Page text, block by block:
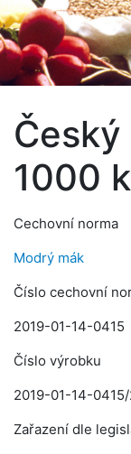
1000
Cechovní norma
Modrý mák
Číslo cechovní
2019-01-14-0415
Číslo výrobku
2019-01-14-
Zařazení dle